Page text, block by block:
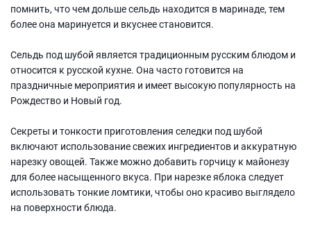
помнить, что чем дольше сельдь находится в маринаде, тем
более она маринуется и вкуснее становится.
Сельдь под шубой является традиционным русским блюдом и
относится к русской кухне. Она часто готовится на
праздничные мероприятия и имеет высокую популярность на
Рождество и Новый год.
Секреты и тонкости приготовления селедки под шубой
включают использование свежих ингредиентов и аккуратную
нарезку овощей. Также можно добавить горчицу к майонезу
для более насыщенного вкуса. При нарезке яблока следует
использовать тонкие ломтики, чтобы оно красиво выглядело
на поверхности блюда.